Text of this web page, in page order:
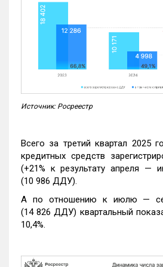
Источник: Росреестр
Всего за третий квартал 2025
кредитных средств
(+21% к результату апреля —
(10 986 ДДУ).
А по отношению к июлю —
(14 826 ДДУ) квартальный
10,4%.